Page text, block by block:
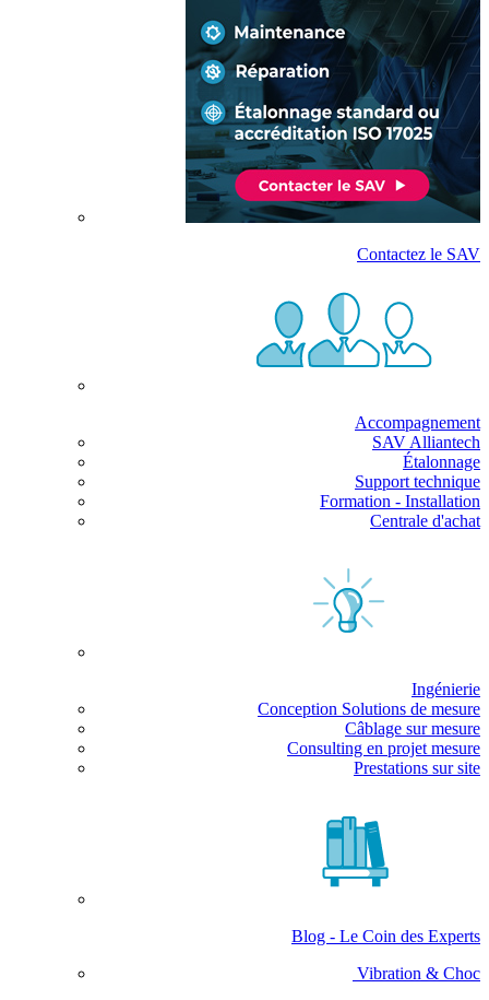
Contactez le SAV
Accompagnement
SAV Alliantech
Étalonnage
Support technique
Formation - Installation
Centrale d'achat
Ingénierie
Conception Solutions de mesure
Câblage sur mesure
Consulting en projet mesure
Prestations sur site
Blog - Le Coin des Experts
Vibration & Choc